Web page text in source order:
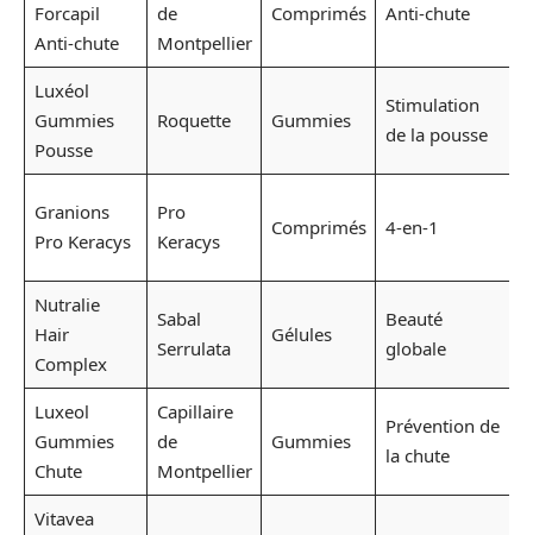
Forcapil
Anti-chute
de
Montpellier
Comprimés Anti-chute
Luxéol
Gummies
Pousse
Roquette Gummies
Stimulation
de la pousse
Granions
Pro Keracys
Pro
Keracys
Comprimés 4-en-1
Nutralie
Hair
Complex
Sabal
Serrulata
Gélules
Beauté
globale
Luxeol
Gummies
Chute
Capillaire
de
Montpellier
Gummies
Prévention de
la chute
Vitavea